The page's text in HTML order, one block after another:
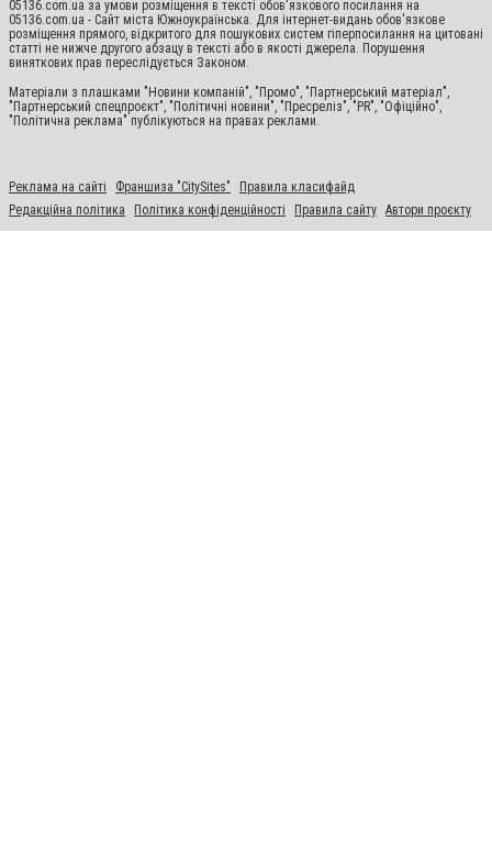
05136.com.ua за умови розміщення в тексті обов'язкового посилання на
05136.com.ua - Сайт міста Южноукраїнська. Для інтернет-видань обов'язкове
розміщення прямого, відкритого для пошукових систем гіперпосилання на цитовані
статті не нижче другого абзацу в тексті або в якості джерела. Порушення
виняткових прав переслідується Законом.
Матеріали з плашками "Новини компаній", "Промо", "Партнерський матеріал",
"Партнерський спецпроєкт", "Політичні новини", "Пресреліз", "PR", "Офіційно",
"Політична реклама" публікуються на правах реклами.
Реклама на сайті Франшиза "CitySites"
Правила класифайд
Редакційна політика
Політика конфіденційності Правила сайту Автори проєкту